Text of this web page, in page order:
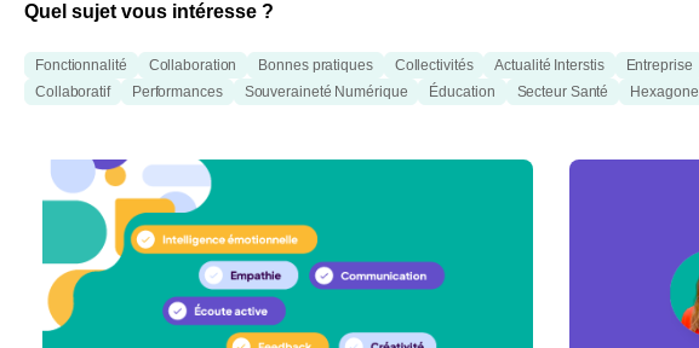
Quel sujet vous intéresse ?
Fonctionnalité Collaboration Bonnes pratiques Collectivités Actualité Interstis Entreprise
Collaboratif
Performances Souveraineté Numérique Éducation Secteur Santé Hexagone